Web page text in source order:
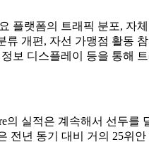
플랫폼의 트래픽 분포, 자
개편, 자선 가맹점 활동
보 디스플레이 등을 통해
의 실적은 계속해서 선두
년 동기 대비 거의 25위안